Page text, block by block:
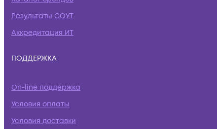
Результаты СОУТ
Аккредитация ИТ
ПОДДЕРЖКА
On-line поддержка
Условия оплаты
Условия доставки